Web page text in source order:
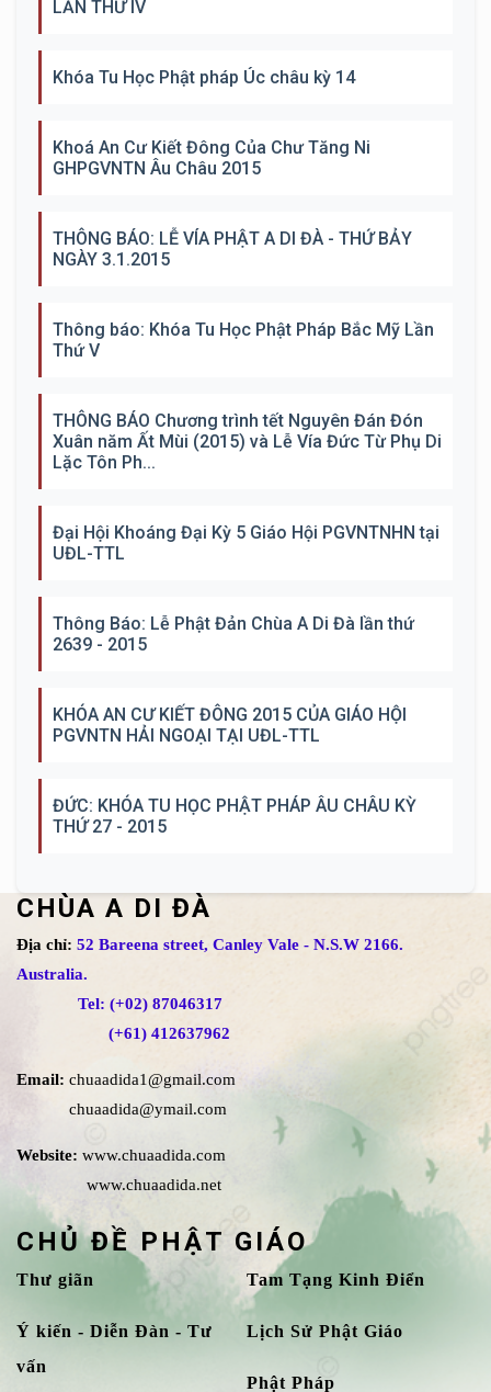
LẦN THỨ IV
Khóa Tu Học Phật pháp Úc châu kỳ 14
Khoá An Cư Kiết Đông Của Chư Tăng Ni
GHPGVNTN Âu Châu 2015
THÔNG BÁO: LỄ VÍA PHẬT A DI ĐÀ - THỨ BẢY
NGÀY 3.1.2015
Thông báo: Khóa Tu Học Phật Pháp Bắc Mỹ Lần
Thứ V
THÔNG BÁO Chương trình tết Nguyên Đán Đón
Xuân năm Ất Mùi (2015) và Lễ Vía Đức Từ Phụ Di
Lặc Tôn Ph...
Đại Hội Khoáng Đại Kỳ 5 Giáo Hội PGVNTNHN tại
UĐL-TTL
Thông Báo: Lễ Phật Đản Chùa A Di Đà lần thứ
2639 - 2015
KHÓA AN CƯ KIẾT ĐÔNG 2015 CỦA GIÁO HỘI
PGVNTN HẢI NGOẠI TẠI UĐL-TTL
ĐỨC: KHÓA TU HỌC PHẬT PHÁP ÂU CHÂU KỲ
THỨ 27 - 2015
CHÙA A DI ĐÀ
Địa chỉ: 52 Bareena street, Canley Vale - N.S.W 2166.
Australia.
Tel: (+02) 87046317
(+61) 412637962
Email: chuaadida1@gmail.com
chuaadida@ymail.com
Website: www.chuaadida.com
www.chuaadida.net
CHỦ ĐỀ PHẬT GIÁO
Thư giãn
Ý kiến - Diễn Đàn - Tư
vấn
Tam Tạng Kinh Điển
Lịch Sử Phật Giáo
Phật Pháp